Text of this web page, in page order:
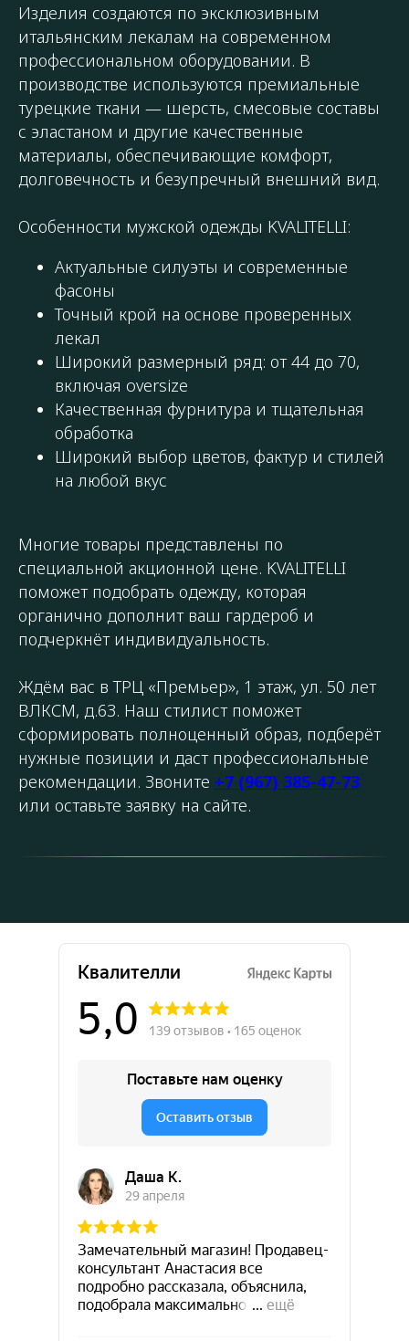
Изделия создаются по эксклюзивным
итальянским лекалам на современном
профессиональном оборудовании. В
производстве используются премиальные
турецкие ткани — шерсть, смесовые составы
с эластаном и другие качественные
материалы, обеспечивающие комфорт,
долговечность и безупречный внешний вид.
Особенности мужской одежды KVALITELLI:
Актуальные силуэты и современные
фасоны
Точный крой на основе проверенных
лекал
Широкий размерный ряд: от 44 до 70,
включая oversize
Качественная фурнитура и тщательная
обработка
Широкий выбор цветов, фактур и стилей
на любой вкус
Многие товары представлены по
специальной акционной цене. KVALITELLI
поможет подобрать одежду, которая
органично дополнит ваш гардероб и
подчеркнёт индивидуальность.
Ждём вас в ТРЦ «Премьер», 1 этаж, ул. 50 лет
ВЛКСМ, д.63. Наш стилист поможет
сформировать полноценный образ, подберёт
нужные позиции и даст профессиональные
рекомендации. Звоните +7 (967) 385-47-73
или оставьте заявку на сайте.